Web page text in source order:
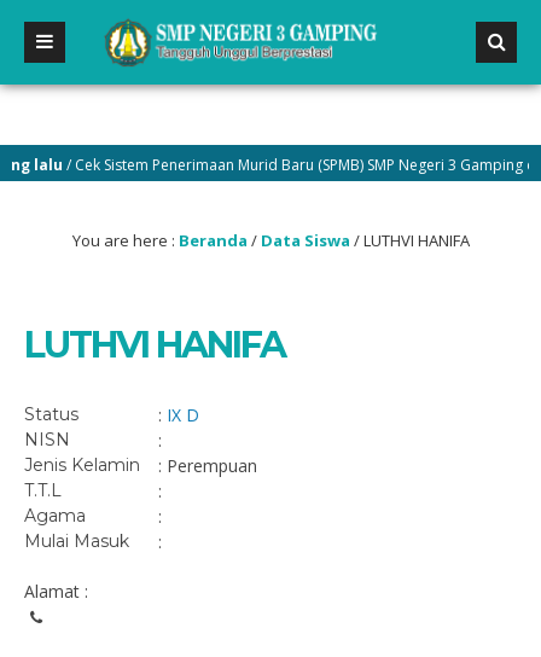
lalu/ Cek Sistem Penerimaan Murid Baru (SPMB) SMP Negeri 3 Gamping di
You are here : Beranda / Data Siswa /LUTHVI HANIFA
LUTHVI HANIFA
Status : IX D
NISN :
Jenis Kelamin : Perempuan
T.T.L :
Agama :
Mulai Masuk :
Alamat :